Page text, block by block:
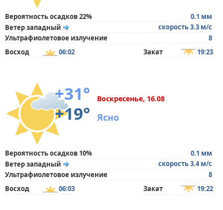
Вероятность осадков 22%
0.1 мм
Ветер западный
скорость 3.3 м/с
Ультрафиолетовое излучение
8
Восход
06:02 Закат 19:23
+31°
+19°
Воскресенье, 16.08
Ясно
Вероятность осадков 10%
0.1 мм
Ветер западный
скорость 3.4 м/с
Ультрафиолетовое излучение
8
Восход
06:03 Закат 19:22